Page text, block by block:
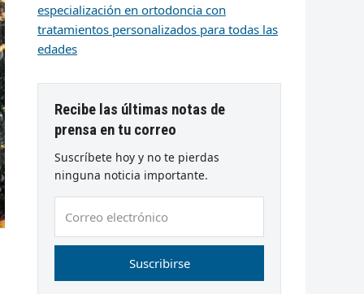
especialización en ortodoncia con
tratamientos personalizados para todas las
edades
Recibe las últimas notas de
prensa en tu correo
Suscríbete hoy y no te pierdas
ninguna noticia importante.
electrónico
Suscribirse